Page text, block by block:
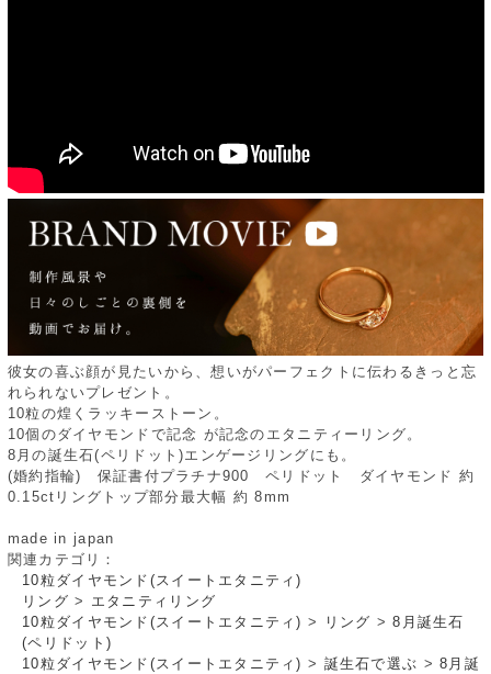
彼女の喜ぶ顔が見たいから、想いがパーフェクトに伝わるきっと忘
れられないプレゼント。
10粒の煌くラッキーストーン。
10個のダイヤモンドで記念 が記念のエタニティーリング。
8月の誕生石(ペリドット)エンゲージリングにも。
(婚約指輪) 保証書付プラチナ900 ペリドット ダイヤモンド 約
0.15ctリングトップ部分最大幅 約 8mm
made in japan
関連カテゴリ：
10粒ダイヤモンド(スイートエタニティ)
リング > エタニティリング
10粒ダイヤモンド(スイートエタニティ) > リング >8月誕生石
(ペリドット)
10粒ダイヤモンド(スイートエタニティ) > 誕生石で選ぶ >8月誕